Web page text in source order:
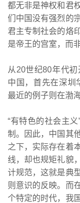
都无非是神权和君
们中国没有强烈的
君主专制社会的烙
是帝王的宫室，而
从20世纪80年代
中国，首先在深圳
最近的例子则在渤
“有特色的社会主
制。因此，中国其
之下，实际存在着
线，却也规矩礼貌
计规范，这就是典
则意识的反映。而
个特定的时代，我